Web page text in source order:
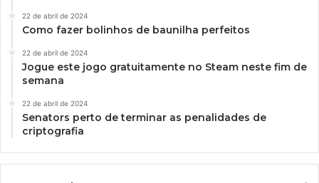
22 de abril de 2024
Como fazer bolinhos de baunilha perfeitos
22 de abril de 2024
Jogue este jogo gratuitamente no Steam neste fim de
semana
22 de abril de 2024
Senators perto de terminar as penalidades de
criptografia